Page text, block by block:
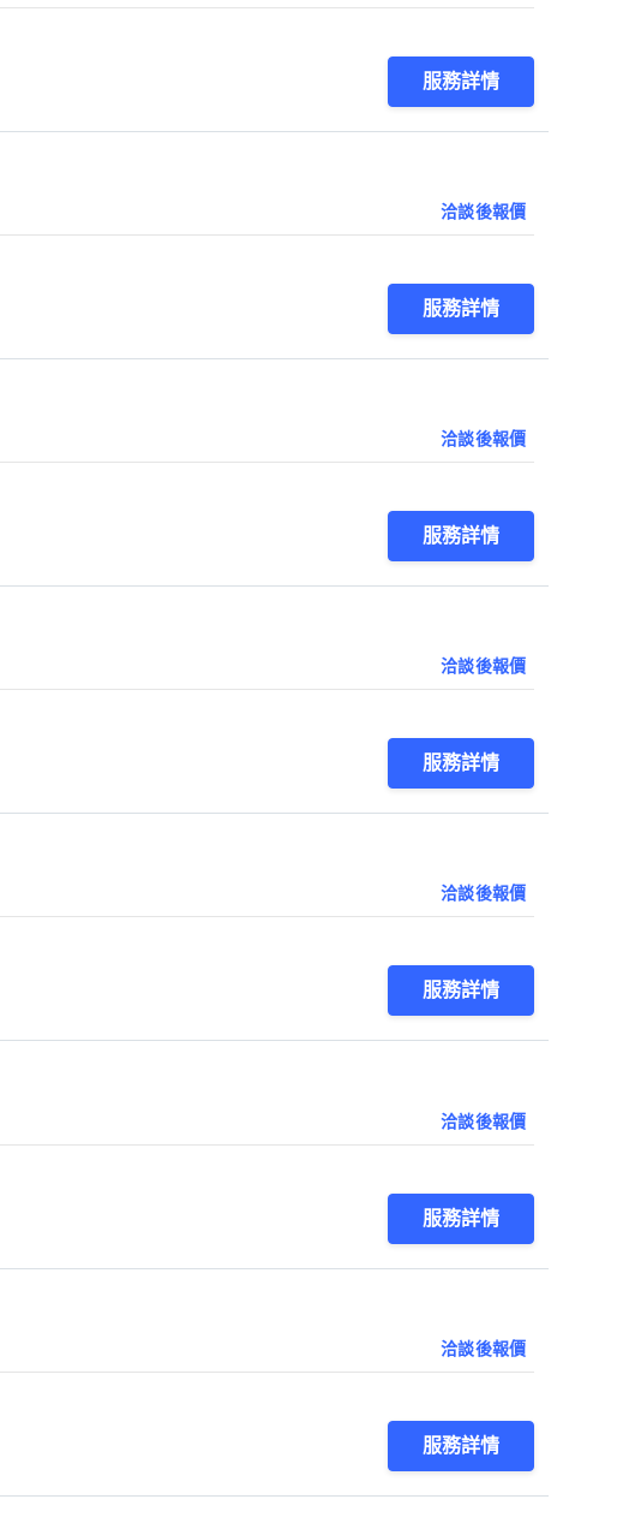
服務詳情
洽談後報價
服務詳情
洽談後報價
服務詳情
洽談後報價
服務詳情
洽談後報價
服務詳情
洽談後報價
服務詳情
洽談後報價
服務詳情